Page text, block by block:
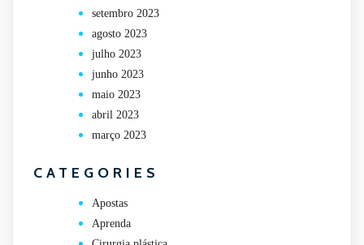
setembro 2023
agosto 2023
julho 2023
junho 2023
maio 2023
abril 2023
março 2023
CATEGORIES
Apostas
Aprenda